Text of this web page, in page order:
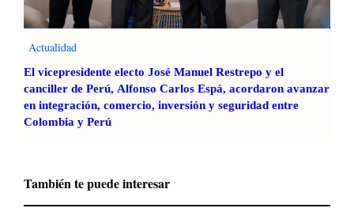
Actualidad
El vicepresidente electo José Manuel Restrepo y el
canciller de Perú, Alfonso Carlos Espá, acordaron avanzar
en integración, comercio, inversión y seguridad entre
Colombia y Perú
También te puede interesar